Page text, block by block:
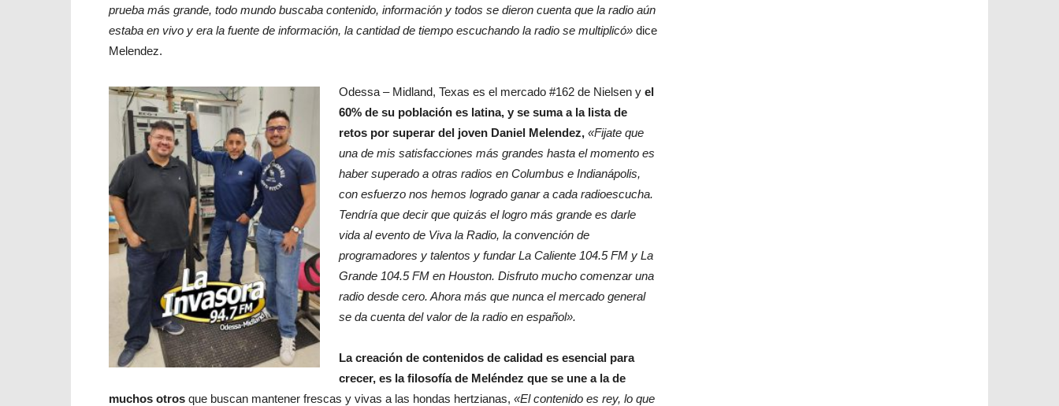
prueba más grande, todo mundo buscaba contenido, información y todos se dieron cuenta que la radio aún
estaba en vivo y era la fuente de información, la cantidad de tiempo escuchando la radio se multiplicó» dice
Melendez.
Odessa – Midland, Texas es el mercado #162 de Nielsen y el
60% de su población es latina, y se suma a la lista de
retos por superar del joven Daniel Melendez, «Fijate que
una de mis satisfacciones más grandes hasta el momento es
haber superado a otras radios en Columbus e Indianápolis,
con esfuerzo nos hemos logrado ganar a cada radioescucha.
Tendría que decir que quizás el logro más grande es darle
vida al evento de Viva la Radio, la convención de
programadores y talentos y fundar La Caliente 104.5 FM y La
Grande 104.5 FM en Houston. Disfruto mucho comenzar una
radio desde cero. Ahora más que nunca el mercado general
se da cuenta del valor de la radio en español».
La creación de contenidos de calidad es esencial para
crecer, es la filosofía de Meléndez que se une a la de
muchos otros que buscan mantener frescas y vivas a las hondas hertzianas, «El contenido es rey, lo que